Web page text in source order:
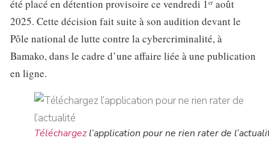
été placé en détention provisoire ce vendredi 1ᵉʳ août
2025. Cette décision fait suite à son audition devant le
Pôle national de lutte contre la cybercriminalité, à
Bamako, dans le cadre d’une affaire liée à une publication
en ligne.
Téléchargezl’application pour ne rien rater de